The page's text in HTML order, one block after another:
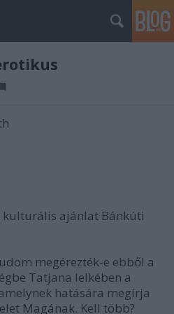
kulturális ajánlat Bánkúti
megérezték-e ebből a
Tatjana lelkében a
hatására megírja
Magának. Kell több?